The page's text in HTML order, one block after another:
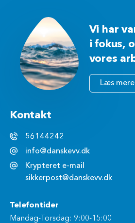
Vi har
i fokus,
vores
Læs mere
Kontakt
56144242
info@danskevv.dk
Krypteret e-mail
sikkerpost@danskevv.dk
Telefontider
Mandag-Torsdag: 9:00-15:00